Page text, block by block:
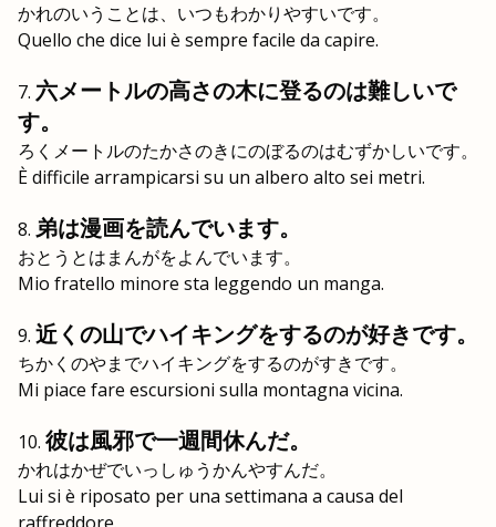
かれのいうことは、いつもわかりやすいです。
Quello che dice lui è sempre facile da capire.
六メートルの高さの木に登るのは難しいで
す。
ろくメートルのたかさのきにのぼるのはむずかしいです。
È difficile arrampicarsi su un albero alto sei metri.
弟は漫画を読んでいます。
おとうとはまんがをよんでいます。
Mio fratello minore sta leggendo un manga.
近くの山でハイキングをするのが好きです。
ちかくのやまでハイキングをするのがすきです。
Mi piace fare escursioni sulla montagna vicina.
彼は風邪で一週間休んだ。
かれはかぜでいっしゅうかんやすんだ。
Lui si è riposato per una settimana a causa del